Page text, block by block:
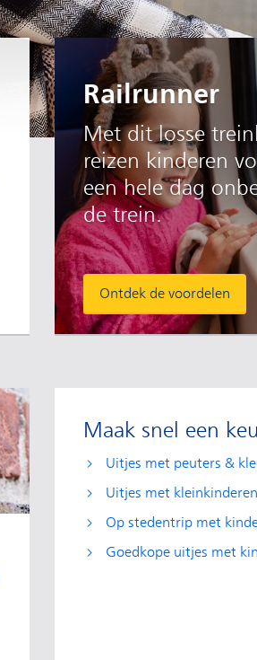
Railrunner
Met dit losse
reizen kinderen
een hele dag
de trein.
Ontdek de voordelen
Maak snel een
Uitjes met peuters &
Uitjes met kleinkinderen
Op stedentrip met
Goedkope uitjes met